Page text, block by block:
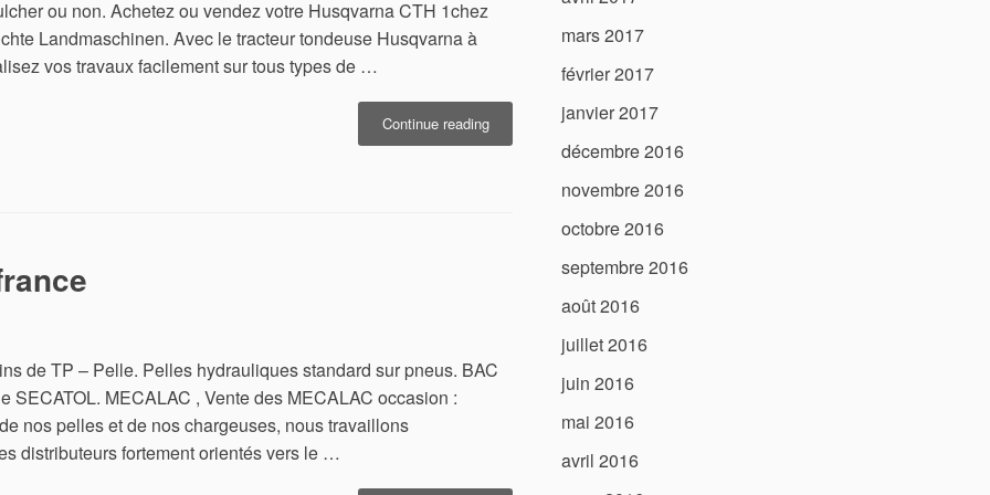
ou non. Achetez ou vendez votre Husqvarna CTH 1chez
Landmaschinen. Avec le tracteur tondeuse Husqvarna à
vos travaux facilement sur tous types de …
Continue reading« Tondeuse
autoportée
de TP – Pelle. Pelles hydrauliques standard sur pneus. BAC
SECATOL. MECALAC , Vente des MECALAC occasion :
nos pelles et de nos chargeuses, nous travaillons
distributeurs fortement orientés vers le …
mars 2017
février 2017
janvier 2017
décembre 2016
novembre 2016
octobre 2016
septembre 2016
août 2016
juillet 2016
juin 2016
mai 2016
avril 2016